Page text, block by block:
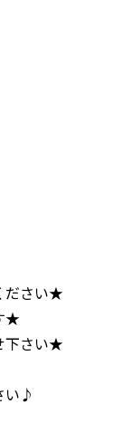
ださい★
★
下さい★
い♪